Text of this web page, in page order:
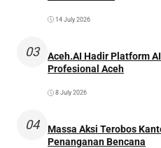
14 July 2026
03
Aceh.AI Hadir Platform
Profesional Aceh
8 July 2026
04
Massa Aksi Terobos
Penanganan Bencana